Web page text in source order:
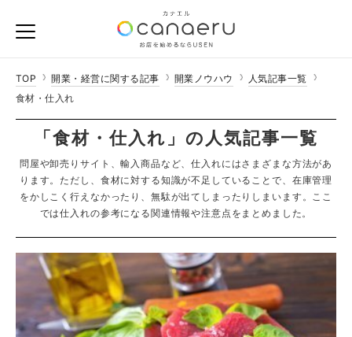
TOP 開業・経営に関する記事 開業ノウハウ
人気記事一覧
食材・仕入れ
「食材・仕入れ」の人気記事一覧
問屋や卸売りサイト、輸入商品など、仕入れにはさまざまな方法があ
ります。ただし、食材に対する知識が不足していることで、在庫管理
をかしこく行えなかったり、無駄が出てしまったりしまいます。ここ
では仕入れの参考になる関連情報や注意点をまとめました。